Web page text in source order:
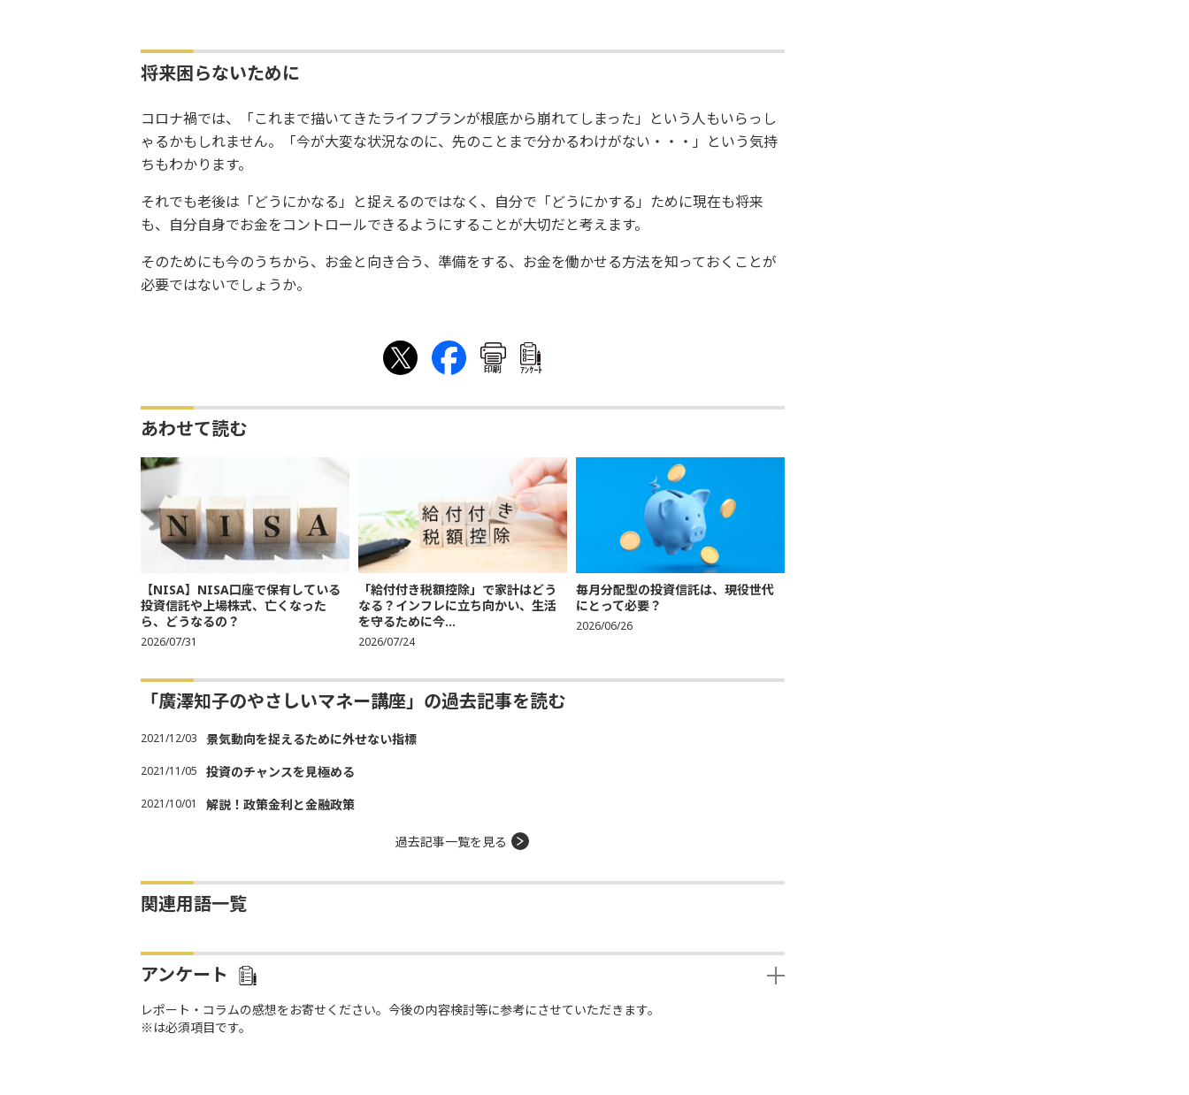
将来困らないために
コロナ禍では、「これまで描いてきたライフプランが根底から崩れてしまった」という人もいらっし
ゃるかもしれません。「今が大変な状況なのに、先のことまで分かるわけがない・・・」という気持
ちもわかります。
それでも老後は「どうにかなる」と捉えるのではなく、自分で「どうにかする」ために現在も将来
も、自分自身でお金をコントロールできるようにすることが大切だと考えます。
そのためにも今のうちから、お金と向き合う、準備をする、お金を働かせる方法を知っておくことが
必要ではないでしょうか。
印刷 ｱﾝｹｰﾄ
あわせて読む
【NISA】NISA口座で保有している
投資信託や上場株式、亡くなった
ら、どうなるの？
2026/07/31
「給付付き税額控除」で家計はどう
なる？インフレに立ち向かい、生活
を守るために今...
2026/07/24
毎月分配型の投資信託は、現役世代
にとって必要？
2026/06/26
「廣澤知子のやさしいマネー講座」の過去記事を読む
2021/12/03 景気動向を捉えるために外せない指標
2021/11/05 投資のチャンスを見極める
2021/10/01 解説！政策金利と金融政策
過去記事一覧を見る
関連用語一覧
アンケート
レポート・コラムの感想をお寄せください。今後の内容検討等に参考にさせていただきます。
※は必須項目です。